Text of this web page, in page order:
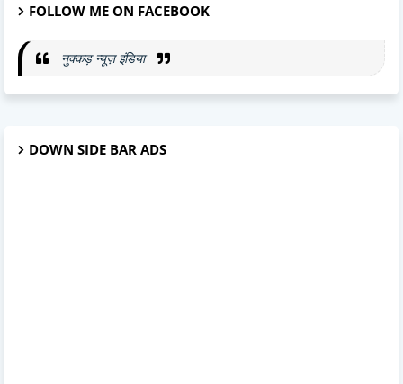
FOLLOW ME ON FACEBOOK
नुक्कड़ न्यूज़ इंडिया
DOWN SIDE BAR ADS